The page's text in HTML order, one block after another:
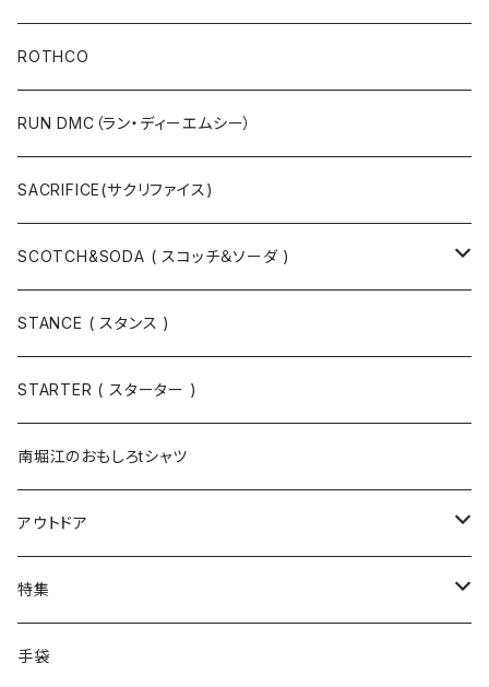
キャップ
ニットキャップ / ビーニー
ベルト / サスペンダー
ニットキャップ / ビーニー
キャップ
マフラー / ストール
シューズ
ニット
スウェット
Tシャツ / カットソー
半袖
長袖
手袋
ソックス
Tシャツ・カットソー
ROTHCO
RUN DMC（ラン・ディーエムシー）
SACRIFICE(サクリファイス)
SCOTCH&SODA ( スコッチ＆ソーダ )
トップス
ボトムス
アウター
STANCE ( スタンス )
STARTER ( スターター )
南堀江のおもしろtシャツ
アウトドア
寝具・寝袋・ブランケット
食器・調理器具
特集
メール便送料無料★オリジナルT
手袋